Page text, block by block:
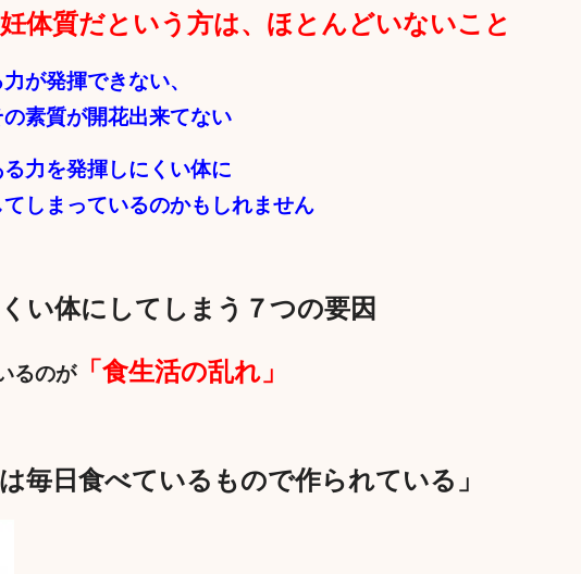
体質だという方は、ほとんどいないこと
が発揮できない、
素質が開花出来てない
力を発揮しにくい体に
しまっているのかもしれません
い体にしてしまう７つの要因
るのが「食生活の乱れ」
毎日食べているもので作られている」